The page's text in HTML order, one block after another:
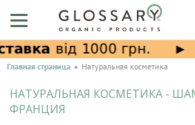
Главная страница Натуральная косметика
НАТУРАЛЬНАЯ КОСМЕТИКА -
ФРАНЦИЯ